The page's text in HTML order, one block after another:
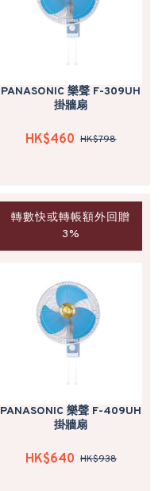
PANASONIC 樂聲 F-309UH
掛牆扇
HK$460 HK$798
轉數快或轉帳額外回贈
3%
PANASONIC 樂聲 F-409UH
掛牆扇
HK$640 HK$938